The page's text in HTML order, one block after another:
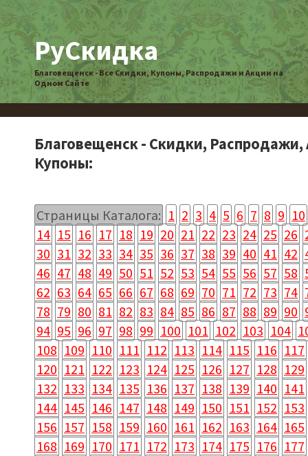
РуСкидка
Благовещенск - Все Скидки, Купоны, Распродажи и Акции на
Одном Сайте
Благовещенск - Скидки, Распродажи,
Купоны:
Страницы Каталога: 1 2 3 4 5 6 7 8 9 10
14 15 16 17 18 19 20 21 22 23 24 25 26
30 31 32 33 34 35 36 37 38 39 40 41 42
46 47 48 49 50 51 52 53 54 55 56 57 58
62 63 64 65 66 67 68 69 70 71 72 73 74
78 79 80 81 82 83 84 85 86 87 88 89 90
94 95 96 97 98 99 100 101 102 103 104
108 109 110 111 112 113 114 115 116 117
120 121 122 123 124 125 126 127 128 129
132 133 134 135 136 137 138 139 140 141
144 145 146 147 148 149 150 151 152 153
156 157 158 159 160 161 162 163 164 165
168 169 170 171 172 173 174 175 176 177